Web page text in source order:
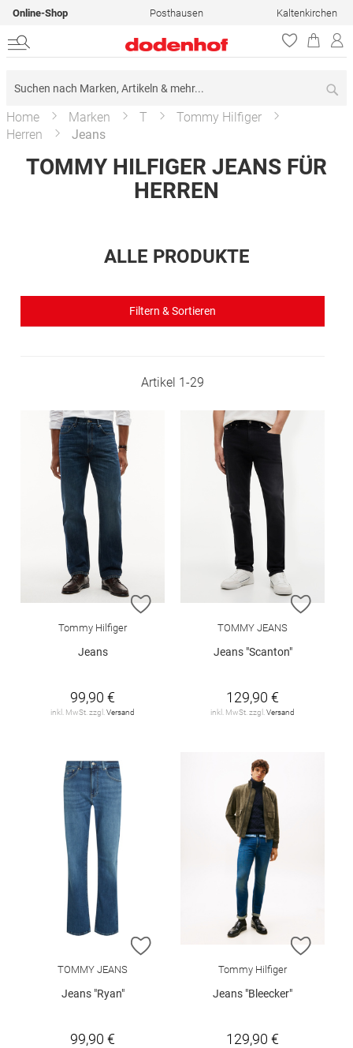
Online-Shop Posthausen Kaltenkirchen
Home Marken T
Tommy Hilfiger
Herren
Jeans
TOMMY HILFIGER JEANS FÜR
HERREN
ALLE PRODUKTE
Filtern & Sortieren
Artikel 1-29
ZUR WUNSCHLISTE HINZUFÜGEN
Tommy Hilfiger
Jeans
99,90 €
inkl. MwSt. zzgl. Versand
ZUR
TOMMY JEANS
Jeans "Scanton"
129,90 €
inkl. MwSt. zzgl. Versand
ZUR WUNSCHLISTE HINZUFÜGEN
TOMMY JEANS
Jeans "Ryan"
99,90 €
ZUR
Tommy Hilfiger
Jeans "Bleecker"
129,90 €